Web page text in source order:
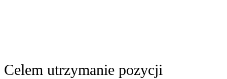
Celem utrzymanie pozycji